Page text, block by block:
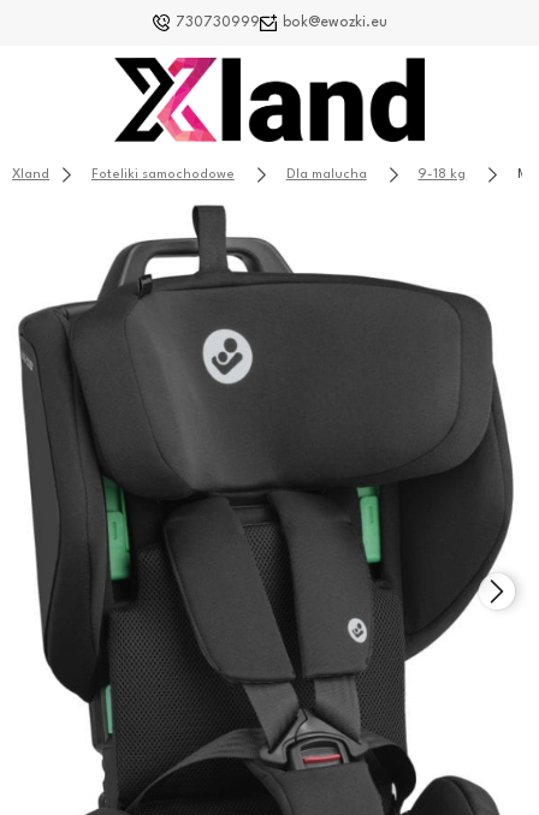
730730999 bok@ewozki.eu
Xland Foteliki samochodowe Dla malucha 9-18 kg